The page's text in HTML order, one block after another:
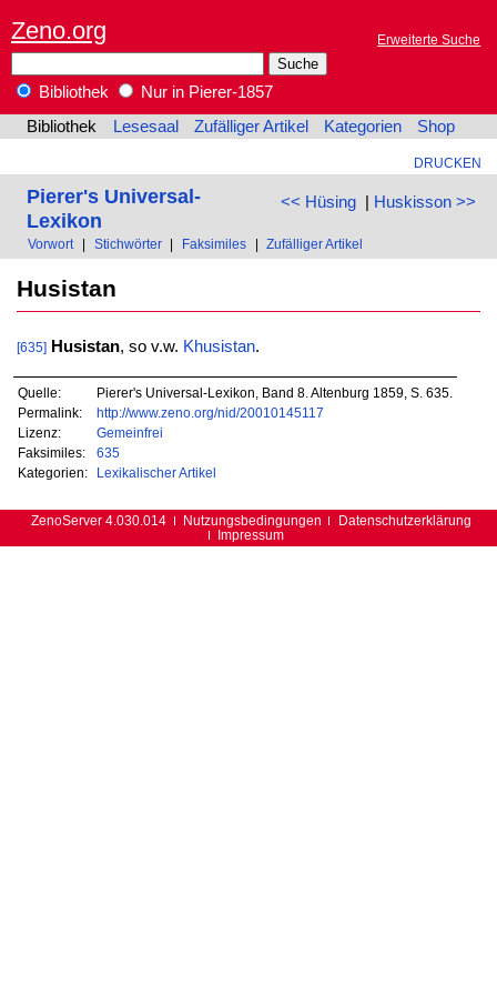
Zeno.org Erweiterte Suche
Bibliothek
Nur in Pierer-1857
Bibliothek
Lesesaal Zufälliger Artikel Kategorien Shop
DRUCKEN
<< Hüsing| Huskisson >>
Pierer's Universal-
Lexikon
Vorwort Stichwörter Faksimiles Zufälliger Artikel
Husistan
[635] Husistan, so v.w. Khusistan.
Quelle:
Pierer's Universal-Lexikon, Band 8. Altenburg 1859, S. 635.
Permalink:
http://www.zeno.org/nid/20010145117
Lizenz:
Gemeinfrei
Faksimiles:
635
Kategorien:
Lexikalischer Artikel
ZenoServer 4.030.014 Nutzungsbedingungen
Datenschutzerklärung
Impressum